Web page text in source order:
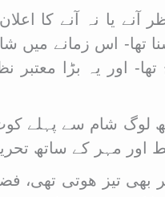
آنے یا نہ آنے کا
اس زمانے میں
اور یہ بڑا
لوگ شام سے پہلے کوٹ
اور مہر کے ساتھ
تیز ھوتی تھی،